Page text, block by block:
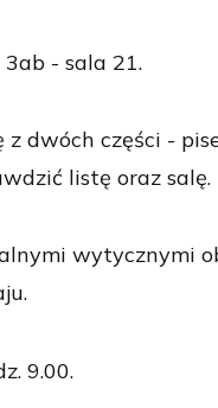
3ab - sala 21.
dwóch części -
listę oraz salę.
wytycznymi
9.00.